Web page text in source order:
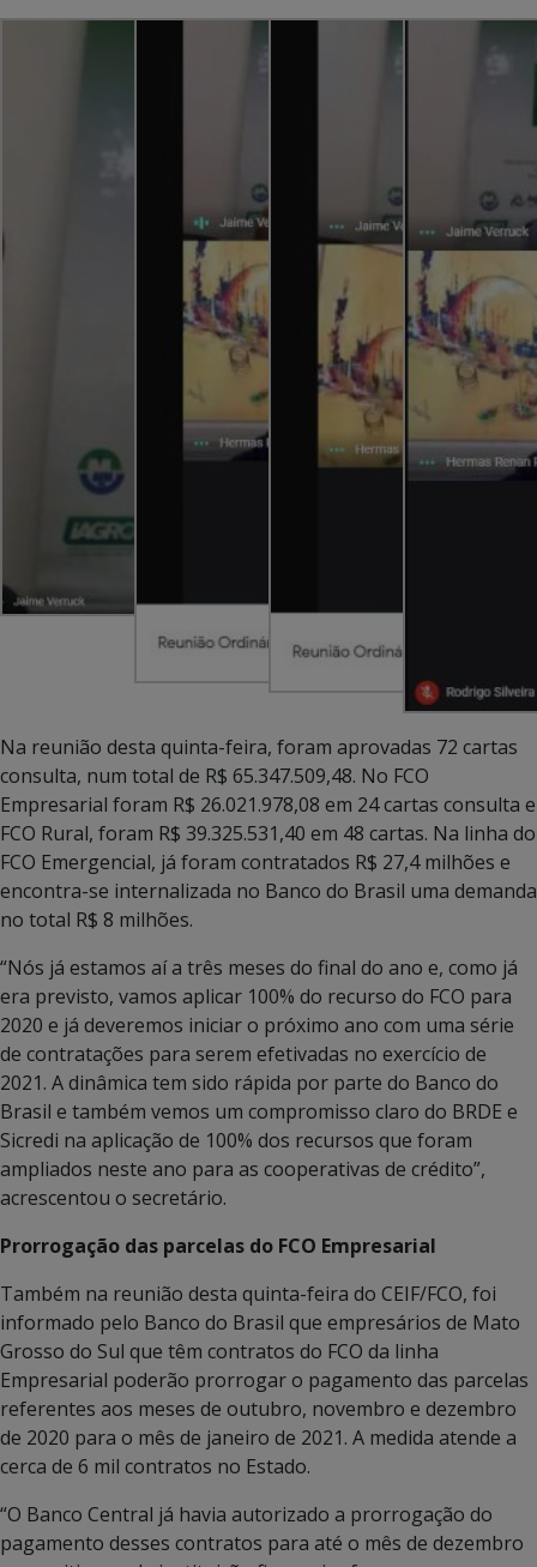
Na reunião desta quinta-feira, foram aprovadas 72 cartas
consulta, num total de R$ 65.347.509,48. No FCO
Empresarial foram R$ 26.021.978,08 em 24 cartas consulta e
FCO Rural, foram R$ 39.325.531,40 em 48 cartas. Na linha do
FCO Emergencial, já foram contratados R$ 27,4 milhões e
encontra-se internalizada no Banco do Brasil uma demanda
no total R$ 8 milhões.
“Nós já estamos aí a três meses do final do ano e, como já
era previsto, vamos aplicar 100% do recurso do FCO para
2020 e já deveremos iniciar o próximo ano com uma série
de contratações para serem efetivadas no exercício de
2021. A dinâmica tem sido rápida por parte do Banco do
Brasil e também vemos um compromisso claro do BRDE e
Sicredi na aplicação de 100% dos recursos que foram
ampliados neste ano para as cooperativas de crédito”,
acrescentou o secretário.
Prorrogação das parcelas do FCO Empresarial
Também na reunião desta quinta-feira do CEIF/FCO, foi
informado pelo Banco do Brasil que empresários de Mato
Grosso do Sul que têm contratos do FCO da linha
Empresarial poderão prorrogar o pagamento das parcelas
referentes aos meses de outubro, novembro e dezembro
de 2020 para o mês de janeiro de 2021. A medida atende a
cerca de 6 mil contratos no Estado.
“O Banco Central já havia autorizado a prorrogação do
pagamento desses contratos para até o mês de dezembro